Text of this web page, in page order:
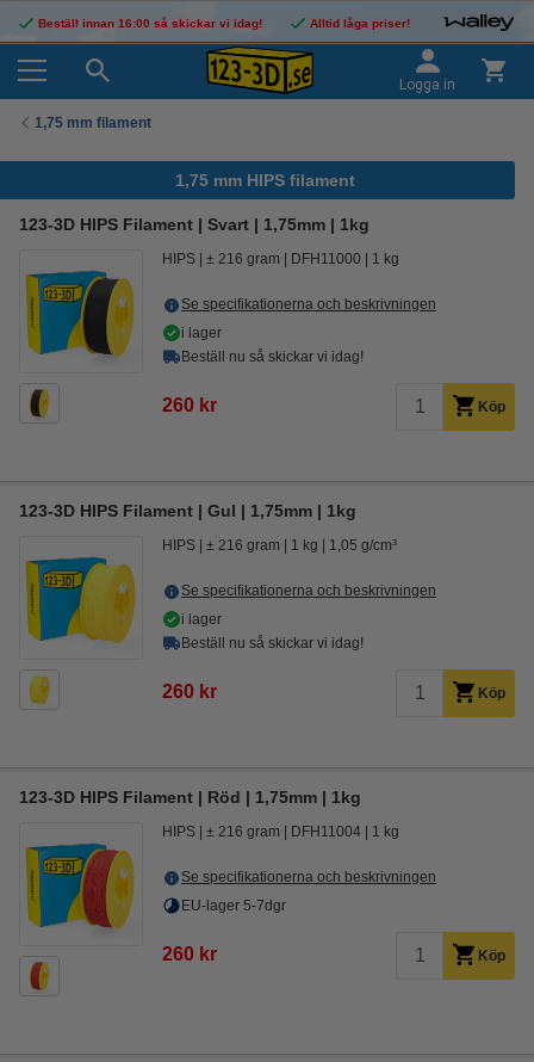
Beställ innan 16:00 så skickar vi idag! Alltid låga priser!
Logga in
1,75 mm filament
1,75 mm HIPS filament
123-3D HIPS Filament | Svart | 1,75mm | 1kg
HIPS ± 216 gram DFH11000 1 kg
Se specifikationerna och beskrivningen
i lager
Beställ nu så skickar vi idag!
260 kr Köp
123-3D HIPS Filament | Gul | 1,75mm | 1kg
HIPS ± 216 gram 1 kg 1,05 g/cm³
Se specifikationerna och beskrivningen
i lager
Beställ nu så skickar vi idag!
260 kr Köp
123-3D HIPS Filament | Röd | 1,75mm | 1kg
HIPS ± 216 gram DFH11004 1 kg
Se specifikationerna och beskrivningen
EU-lager 5-7dgr
260 kr Köp